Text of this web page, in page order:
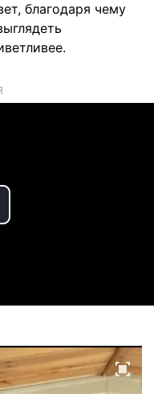
благодаря чему